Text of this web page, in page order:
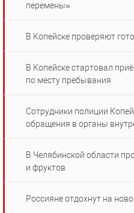
перемены»
В Копейске проверяют
В Копейске стартовал
по месту пребывания
Сотрудники полиции
обращения в органы
В Челябинской области
и фруктов
Россияне отдохнут на